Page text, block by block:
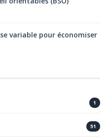
variable pour économiser
1
51